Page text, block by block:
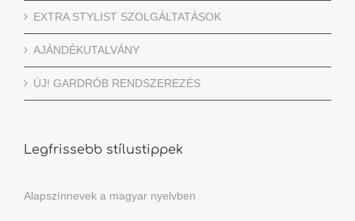
EXTRA STYLIST SZOLGÁLTATÁSOK
AJÁNDÉKUTALVÁNY
ÚJ! GARDRÓB RENDSZEREZÉS
Legfrissebb stílustippek
Alapszínnevek a magyar nyelvben